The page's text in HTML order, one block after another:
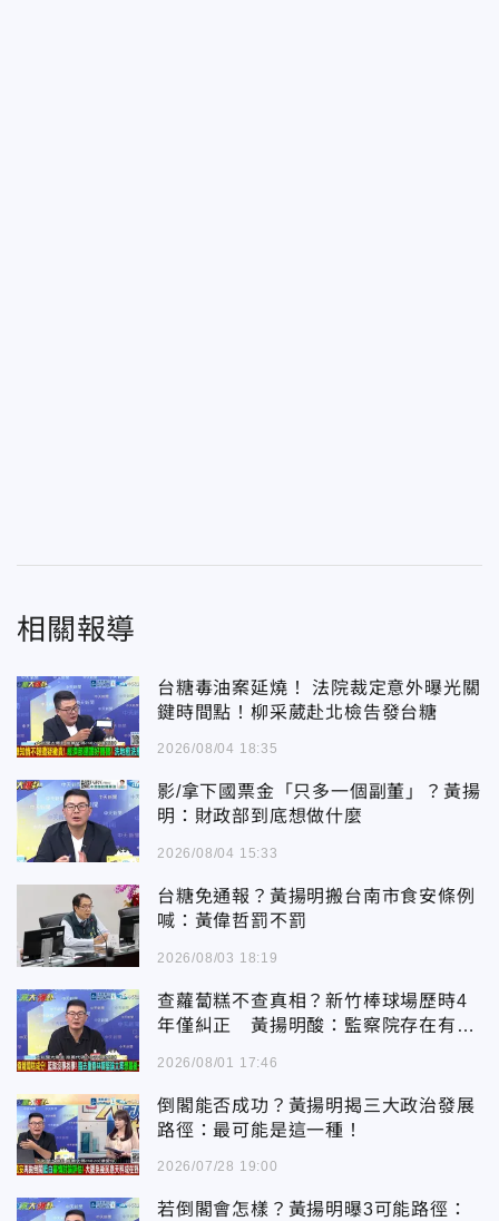
相關報導
台糖毒油案延燒！ 法院裁定意外曝光關
鍵時間點！柳采葳赴北檢告發台糖
2026/08/04 18:35
影/拿下國票金「只多一個副董」？黃揚
明：財政部到底想做什麼
2026/08/04 15:33
台糖免通報？黃揚明搬台南市食安條例
喊：黃偉哲罰不罰
2026/08/03 18:19
查蘿蔔糕不查真相？新竹棒球場歷時4
年僅糾正 黃揚明酸：監察院存在有何
2026/08/01 17:46
倒閣能否成功？黃揚明揭三大政治發展
路徑：最可能是這一種！
2026/07/28 19:00
若倒閣會怎樣？黃揚明曝3可能路徑：